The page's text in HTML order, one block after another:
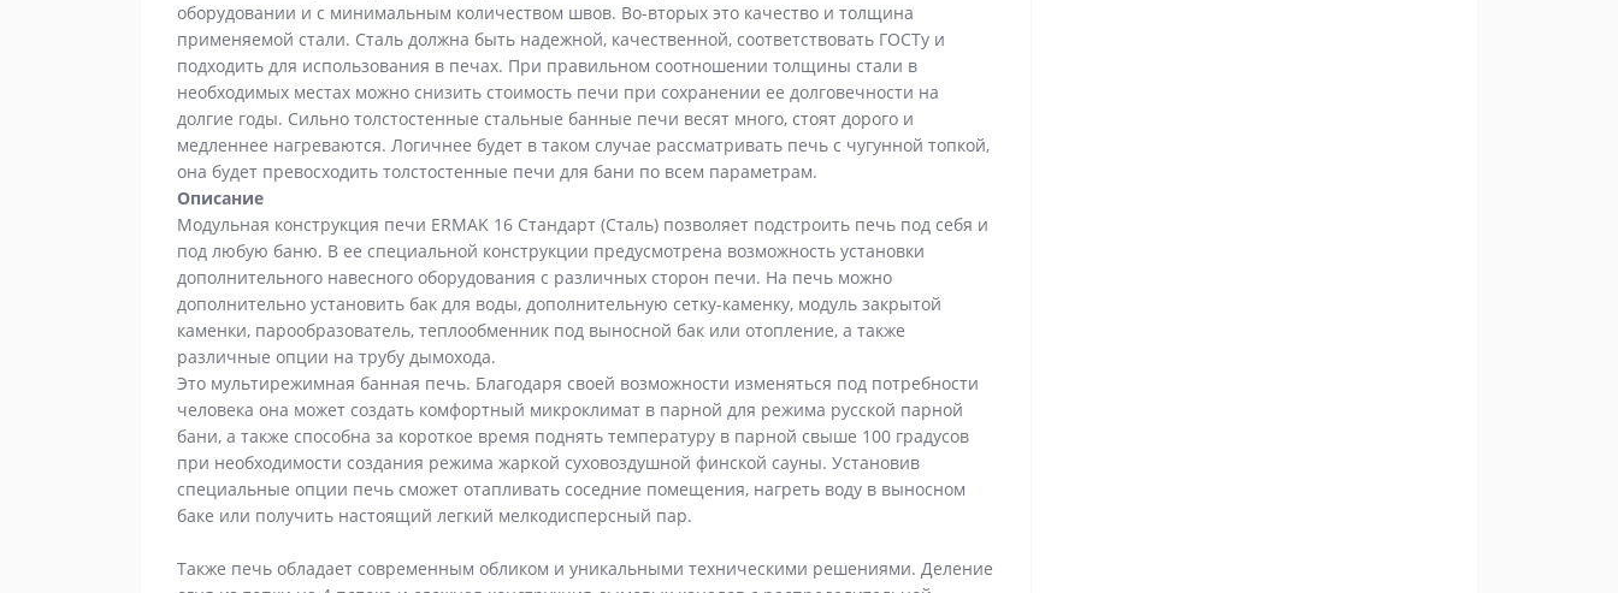
оборудовании и с минимальным количеством швов. Во-вторых это качество и толщина
применяемой стали. Сталь должна быть надежной, качественной, соответствовать ГОСТу и
подходить для использования в печах. При правильном соотношении толщины стали в
необходимых местах можно снизить стоимость печи при сохранении ее долговечности на
долгие годы. Сильно толстостенные стальные банные печи весят много, стоят дорого и
медленнее нагреваются. Логичнее будет в таком случае рассматривать печь с чугунной топкой,
она будет превосходить толстостенные печи для бани по всем параметрам.
Описание
Модульная конструкция печи ERMAK 16 Стандарт (Сталь) позволяет подстроить печь под себя и
под любую баню. В ее специальной конструкции предусмотрена возможность установки
дополнительного навесного оборудования с различных сторон печи. На печь можно
дополнительно установить бак для воды, дополнительную сетку-каменку, модуль закрытой
каменки, парообразователь, теплообменник под выносной бак или отопление, а также
различные опции на трубу дымохода.
Это мультирежимная банная печь. Благодаря своей возможности изменяться под потребности
человека она может создать комфортный микроклимат в парной для режима русской парной
бани, а также способна за короткое время поднять температуру в парной свыше 100 градусов
при необходимости создания режима жаркой суховоздушной финской сауны. Установив
специальные опции печь сможет отапливать соседние помещения, нагреть воду в выносном
баке или получить настоящий легкий мелкодисперсный пар.
Также печь обладает современным обликом и уникальными техническими решениями. Деление